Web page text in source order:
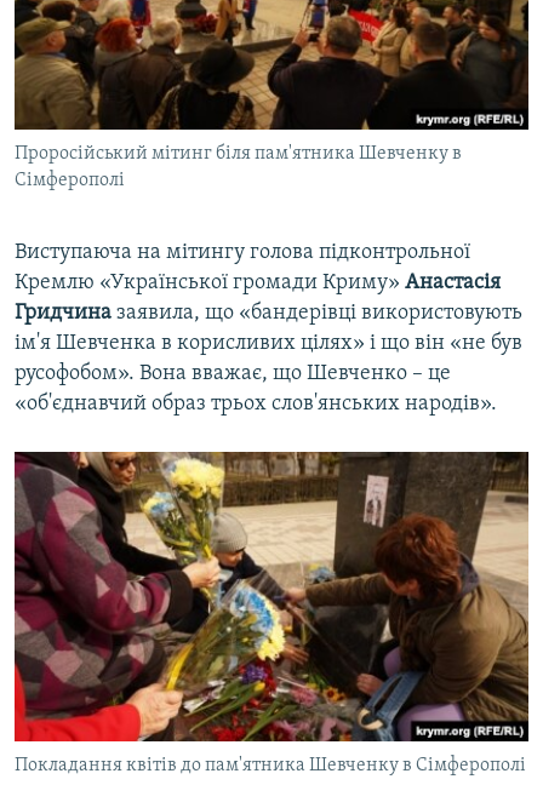
Проросійський мітинг біля пам'ятника Шевченку в
Сімферополі
Виступаюча на мітингу голова підконтрольної
Кремлю «Української громади Криму» Анастасія
Гридчина заявила, що «бандерівці використовують
ім'я Шевченка в корисливих цілях» і що він «не був
русофобом». Вона вважає, що Шевченко – це
«об'єднавчий образ трьох слов'янських народів».
Покладання квітів до пам'ятника Шевченку в Сімферополі